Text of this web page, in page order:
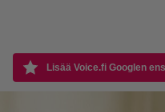
Lisää Voice.fi Googlen